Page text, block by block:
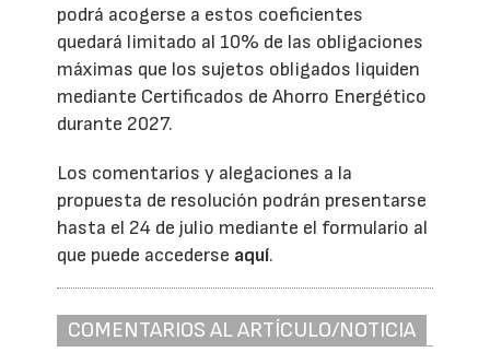
podrá acogerse a estos coeficientes
quedará limitado al 10% de las obligaciones
máximas que los sujetos obligados liquiden
mediante Certificados de Ahorro Energético
durante 2027.
Los comentarios y alegaciones a la
propuesta de resolución podrán presentarse
hasta el 24 de julio mediante el formulario al
que puede accederse aquí.
COMENTARIOS AL ARTÍCULO/NOTICIA